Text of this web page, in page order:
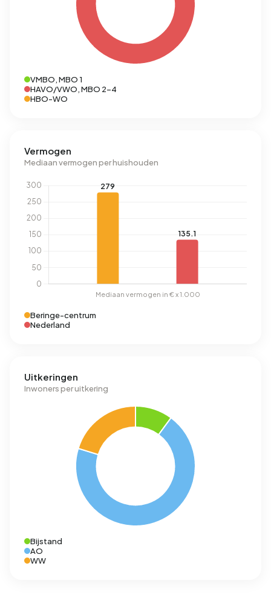
VMBO, MBO 1
HAVO/VWO, MBO 2-4
HBO-WO
Vermogen
Mediaan vermogen per huishouden
Beringe-centrum
Nederland
Uitkeringen
Inwoners per uitkering
Bijstand
AO
WW